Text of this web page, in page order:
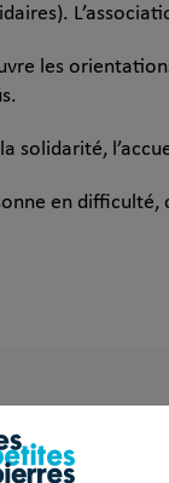
les
solidarité,
en